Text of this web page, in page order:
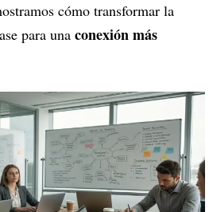
cómo transformar la
para una conexión más